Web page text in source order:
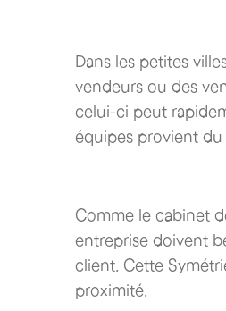
Dans les petites
vendeurs ou des
celui-ci peut
équipes provient
Comme le cabinet
entreprise doivent
client. Cette
proximité.